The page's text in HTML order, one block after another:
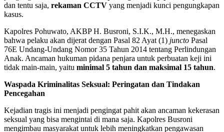
dan tentu saja, rekaman CCTV yang menjadi kunci pengungkapan
kasus.
Kapolres Pohuwato, AKBP H. Busroni, S.I.K., M.H., menegaskan
bahwa pelaku akan dijerat dengan Pasal 82 Ayat (1) juncto Pasal
76E Undang-Undang Nomor 35 Tahun 2014 tentang Perlindungan
Anak. Ancaman hukuman pidana penjara untuk perbuatan keji ini
tidak main-main, yaitu minimal 5 tahun dan maksimal 15 tahun.
Waspada Kriminalitas Seksual: Peringatan dan Tindakan
Pencegahan
Kejadian tragis ini menjadi pengingat pahit akan ancaman kekerasan
seksual yang bisa mengintai di mana saja. Kapolres Busroni
mengimbau masyarakat untuk lebih meningkatkan pengawasan